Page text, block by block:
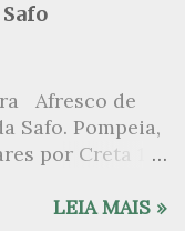
por revelar
o lado
de livros
se
dispensam o
até o presente
Afresco de
Safo. Pompeia,
por Creta 1
macieiras e do
LEIA MAIS »